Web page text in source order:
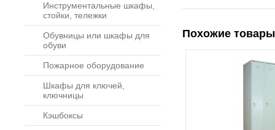
Инструментальные шкафы,
стойки, тележки
Обувницы или шкафы для
обуви
Пожарное оборудование
Шкафы для ключей,
ключницы
Кэшбоксы
Похожие